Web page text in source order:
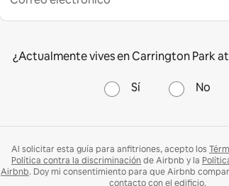
¿Actualmente vives en Carrington Park
Sí No
Al solicitar esta guía para anfitriones, acepto los
Política contra la discriminación de Airbnb y la
Airbnb. Doy mi consentimiento para que Airbnb
contacto con el edificio.